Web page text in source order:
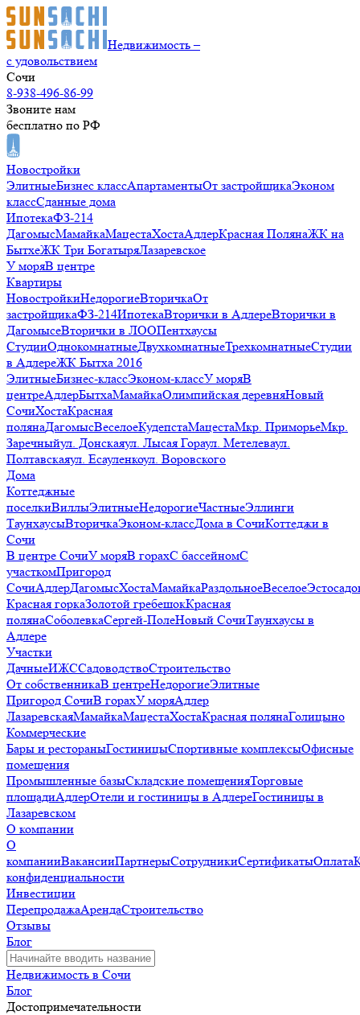
Недвижимость –
с удовольствием
Сочи
8-938-496-86-99
Звоните нам
бесплатно по РФ
Новостройки
ЭлитныеБизнес классАпартаментыОт застройщикаЭконом
классСданные дома
ИпотекаФЗ-214
ДагомысМамайкаМацестаХостаАдлерКрасная ПолянаЖК на
БытхеЖК Три БогатыряЛазаревское
У моряВ центре
Квартиры
НовостройкиНедорогиеВторичкаОт
застройщикаФЗ-214ИпотекаВторички в АдлереВторички в
ДагомысеВторички в ЛООПентхаусы
СтудииОднокомнатныеДвухкомнатныеТрехкомнатныеСтудии
в АдлереЖК Бытха 2016
ЭлитныеБизнес-классЭконом-классУ моряВ
центреАдлерБытхаМамайкаОлимпийская деревняНовый
СочиХостаКрасная
полянаДагомысВеселоеКудепстаМацестаМкр. ПриморьеМкр.
Заречныйул. Донскаяул. Лысая Гораул. Метелеваул.
Полтавскаяул. Есауленкоул. Воровского
Дома
Коттеджные
поселкиВиллыЭлитныеНедорогиеЧастныеЭллинги
ТаунхаусыВторичкаЭконом-классДома в СочиКоттеджи в
Сочи
В центре СочиУ моряВ горахС бассейномС
участкомПригород
СочиАдлерДагомысХостаМамайкаРаздольноеВеселое
Красная горкаЗолотой гребешокКрасная
полянаСоболевкаСергей-ПолеНовый СочиТаунхаусы в
Адлере
Участки
ДачныеИЖССадоводствоСтроительство
От собственникаВ центреНедорогиеЭлитные
Пригород СочиВ горахУ моряАдлер
ЛазаревскаяМамайкаМацестаХостаКрасная полянаГолицыно
Коммерческие
Бары и рестораныГостиницыСпортивные комплексыОфисные
помещения
Промышленные базыСкладские помещенияТорговые
площадиАдлерОтели и гостиницы в АдлереГостиницы в
Лазаревском
О компании
О
компанииВакансииПартнерыСотрудникиСертификатыОплата
конфиденциальности
Инвестиции
ПерепродажаАрендаСтроительство
Отзывы
Блог
Недвижимость в Сочи
Блог
Достопримечательности